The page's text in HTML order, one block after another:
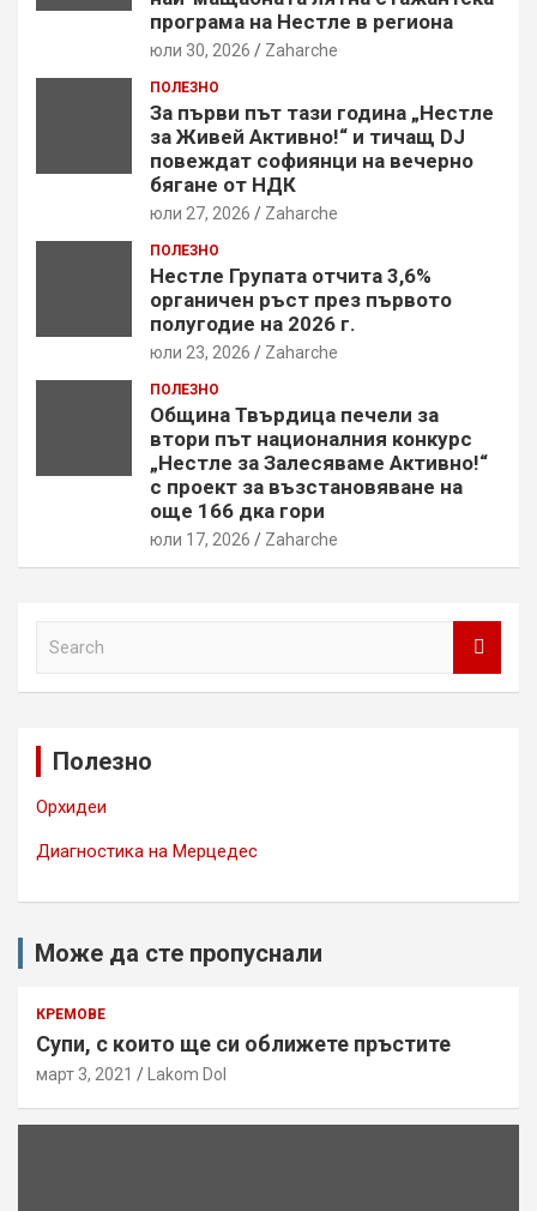
програма на Нестле в региона
юли 30, 2026 Zaharche
ПОЛЕЗНО
За първи път тази година „Нестле
за Живей Активно!“ и тичащ DJ
повеждат софиянци на вечерно
бягане от НДК
юли 27, 2026 Zaharche
ПОЛЕЗНО
Нестле Групата отчита 3,6%
органичен ръст през първото
полугодие на 2026 г.
юли 23, 2026 Zaharche
ПОЛЕЗНО
Община Твърдица печели за
втори път националния конкурс
„Нестле за Залесяваме Активно!“
с проект за възстановяване на
още 166 дка гори
юли 17, 2026 Zaharche
Полезно
Орхидеи
Диагностика на Мерцедес
Може да сте пропуснали
КРЕМОВЕ
Супи, с които ще си оближете пръстите
март 3, 2021 Lakom Dol